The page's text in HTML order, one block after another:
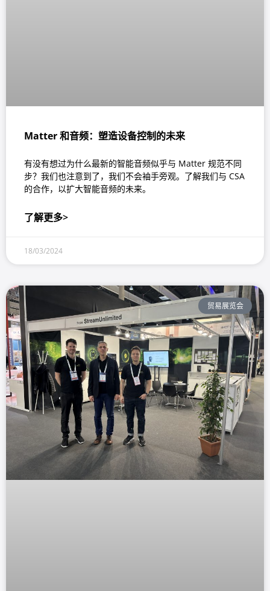
Matter 和音频：塑造设备控制的未来
有没有想过为什么最新的智能音频似乎与 Matter 规范不同
步？我们也注意到了，我们不会袖手旁观。了解我们与 CSA
的合作，以扩大智能音频的未来。
了解更多>
18/03/2024
贸易展览会